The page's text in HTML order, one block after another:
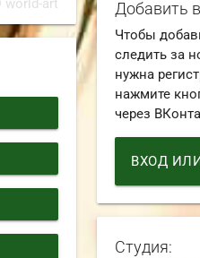
world-art Добавить
Чтобы
следить за
нужна
нажмите
через
ВХОД
Студия: